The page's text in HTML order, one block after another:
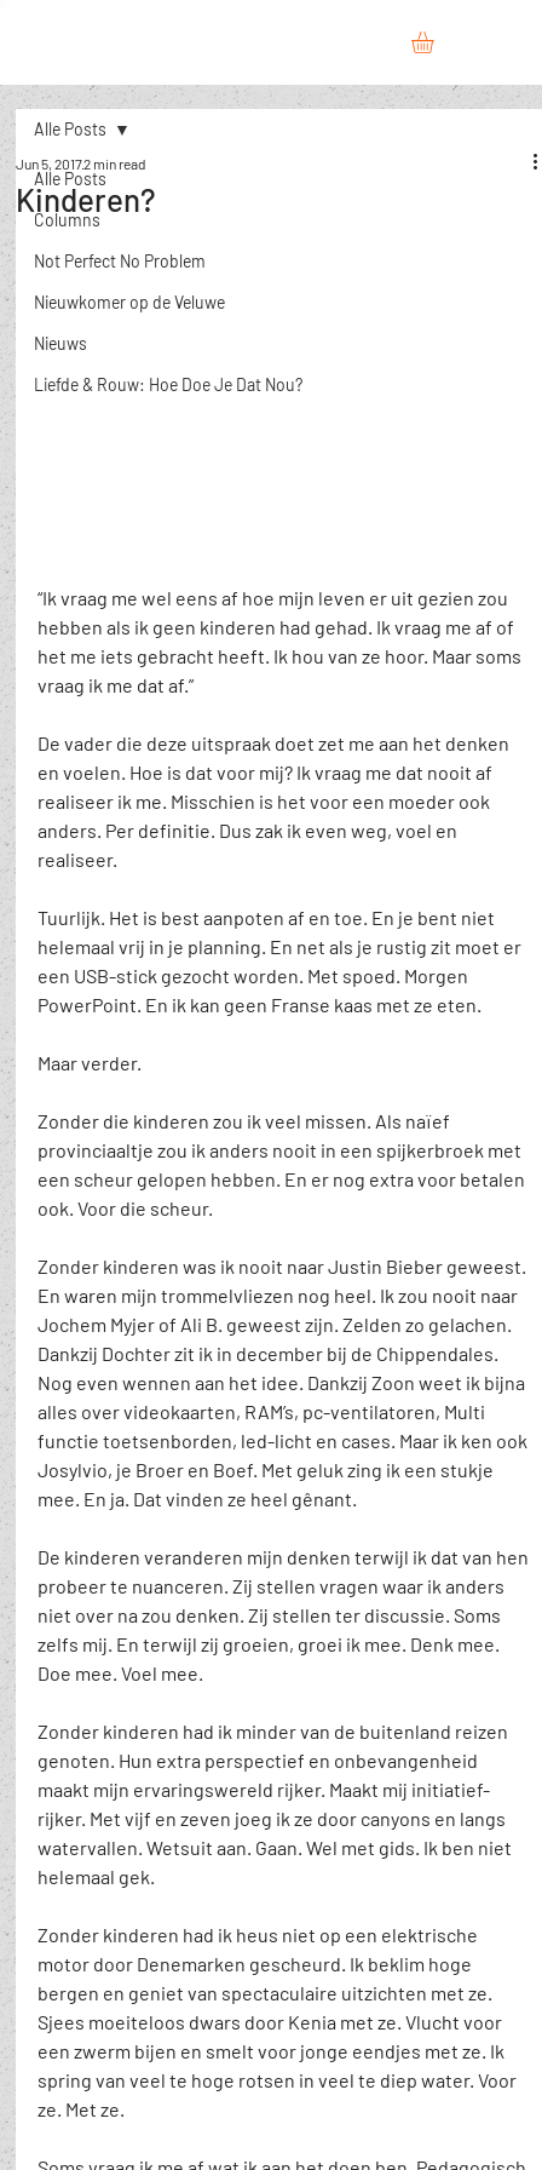
Alle Posts
Columns
Not Perfect No Problem
Nieuwkomer op de Veluwe
Nieuws
​Liefde & Rouw: Hoe Doe Je Dat Nou?
Alle Posts
Kinderen?
Jun 5, 20172 min read
“Ik vraag me wel eens af hoe mijn leven er uit gezien zou
hebben als ik geen kinderen had gehad. Ik vraag me af of
het me iets gebracht heeft. Ik hou van ze hoor. Maar soms
vraag ik me dat af.”
De vader die deze uitspraak doet zet me aan het denken
en voelen. Hoe is dat voor mij? Ik vraag me dat nooit af
realiseer ik me. Misschien is het voor een moeder ook
anders. Per definitie. Dus zak ik even weg, voel en
realiseer.
Tuurlijk. Het is best aanpoten af en toe. En je bent niet
helemaal vrij in je planning. En net als je rustig zit moet er
een USB-stick gezocht worden. Met spoed. Morgen
PowerPoint. En ik kan geen Franse kaas met ze eten.
Maar verder.
Zonder die kinderen zou ik veel missen. Als naïef
provinciaaltje zou ik anders nooit in een spijkerbroek met
een scheur gelopen hebben. En er nog extra voor betalen
ook. Voor die scheur.
Zonder kinderen was ik nooit naar Justin Bieber geweest.
En waren mijn trommelvliezen nog heel. Ik zou nooit naar
Jochem Myjer of Ali B. geweest zijn. Zelden zo gelachen.
Dankzij Dochter zit ik in december bij de Chippendales.
Nog even wennen aan het idee. Dankzij Zoon weet ik bijna
alles over videokaarten, RAM’s, pc-ventilatoren, Multi
functie toetsenborden, led-licht en cases. Maar ik ken ook
Josylvio, je Broer en Boef. Met geluk zing ik een stukje
mee. En ja. Dat vinden ze heel gênant.
De kinderen veranderen mijn denken terwijl ik dat van hen
probeer te nuanceren. Zij stellen vragen waar ik anders
niet over na zou denken. Zij stellen ter discussie. Soms
zelfs mij. En terwijl zij groeien, groei ik mee. Denk mee.
Doe mee. Voel mee.
Zonder kinderen had ik minder van de buitenland reizen
genoten. Hun extra perspectief en onbevangenheid
maakt mijn ervaringswereld rijker. Maakt mij initiatief-
rijker. Met vijf en zeven joeg ik ze door canyons en langs
watervallen. Wetsuit aan. Gaan. Wel met gids. Ik ben niet
helemaal gek.
Zonder kinderen had ik heus niet op een elektrische
motor door Denemarken gescheurd. Ik beklim hoge
bergen en geniet van spectaculaire uitzichten met ze.
Sjees moeiteloos dwars door Kenia met ze. Vlucht voor
een zwerm bijen en smelt voor jonge eendjes met ze. Ik
spring van veel te hoge rotsen in veel te diep water. Voor
ze. Met ze.